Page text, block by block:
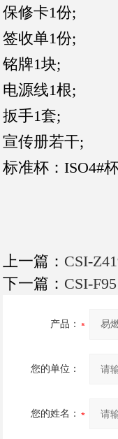
保修卡1份;
签收单1份;
铭牌1块;
电源线1根;
扳手1套;
宣传册若干;
标准杯：ISO4#
上一篇： CSI-
下一篇： CSI-
产品：
您的单位：
您的姓名：